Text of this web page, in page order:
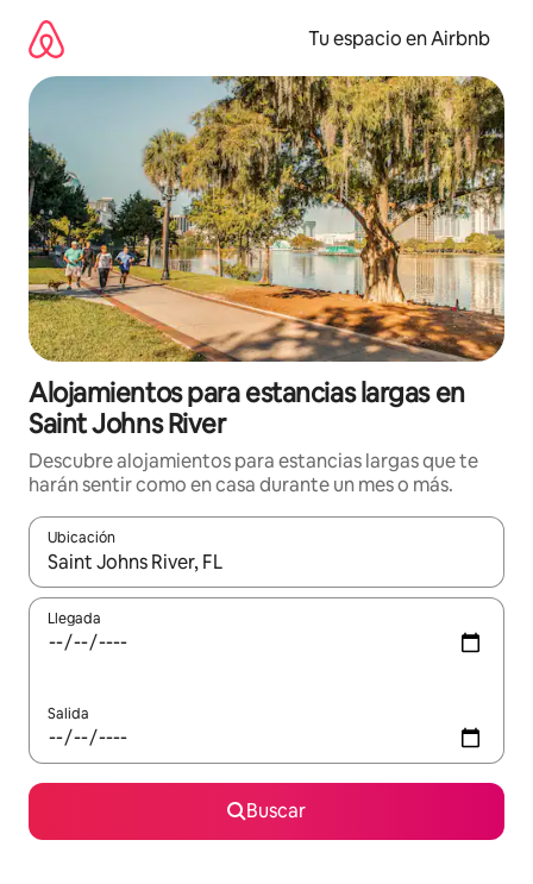
contenido
Tu espacio en Airbnb
Alojamientos para estancias largas en
Saint Johns River
Descubre alojamientos para estancias largas que te
harán sentir como en casa durante un mes o más.
Ubicación
Cuando los resultados estén disponibles, podrás navegar
Llegada
Salida
Buscar